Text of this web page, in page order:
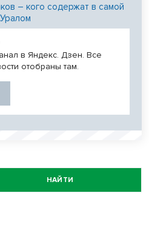
– кого содержат в самой
в Яндекс. Дзен. Все
отобраны там.
НАЙТИ